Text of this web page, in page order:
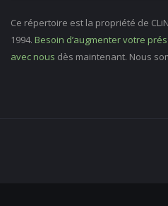
Ce répertoire est la propriété de
1994. Besoin d’augmenter votre
avec nous dès maintenant. Nous